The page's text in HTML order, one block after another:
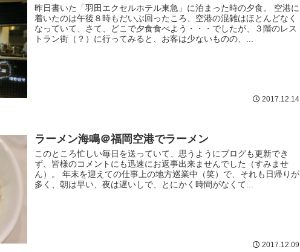
昨日書いた「羽田エクセルホテル東急」に泊まった時の夕食。 空港に
着いたのは午後８時もだいぶ回ったころ、空港の混雑はほとんどなく
なっていて、さて、どこで夕食食べよう・・・でしたが、３階のレス
トラン街（？）に行ってみると、お客は少ないものの、...
2017.12.14
ラーメン海鳴＠福岡空港でラーメン
このところ忙しい毎日を送っていて、思うようにブログも更新でき
ず、皆様のコメントにも迅速にお返事出来ませんでした（すみませ
ん）。 年末を迎えての仕事上の地方巡業中（笑）で、それも日帰りが
多く、朝は早い、夜は遅いしで、とにかく時間がなくて...
2017.12.09